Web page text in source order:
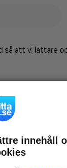
att vi lättare
innehåll